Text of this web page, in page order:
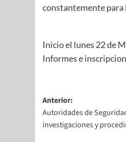
constantemente para
Inicio el lunes 22 de
Informes e
Anterior:
Autoridades de
investigaciones y